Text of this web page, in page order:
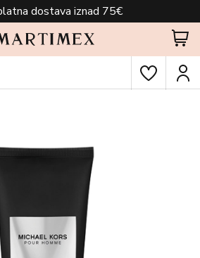
dostava iznad 75€